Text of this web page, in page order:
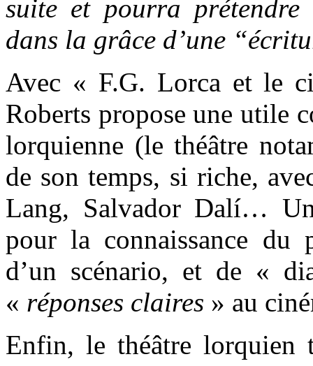
suite et pourra
dans la grâce d’une
Avec « F.G. Lorca et le
Roberts propose une utile
lorquienne (le théâtre
de son temps, si riche,
Lang, Salvador Dalí…
pour la connaissance du
d’un scénario, et de «
« réponses claires » au
Enfin, le théâtre lorquien